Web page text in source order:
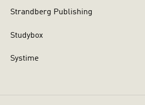
Strandberg Publishing
Studybox
Systime